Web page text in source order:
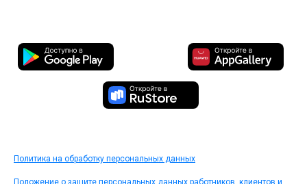
Политика на обработку персональных данных
Положение о защите персональных данных работников, клиентов и